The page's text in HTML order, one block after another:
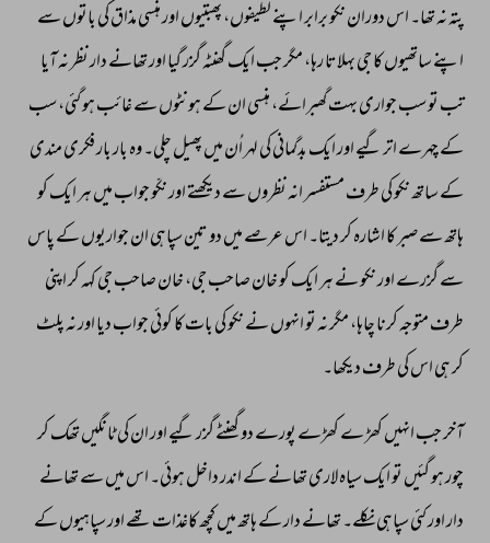
پتہ نہ تھا۔ اس دوران نکو برابر اپنے لطیفوں، پھبتیوں اور ہنسی مذاق کی باتوں سے
اپنے ساتھیوں کا جی بہلاتا رہا، مگر جب ایک گھنٹہ گزر گیا اور تھانے دار نظر نہ آیا
تب تو سب جواری بہت گھبرائے، ہنسی ان کے ہونٹوں سے غائب ہو گئی، سب
کے چہرے اتر گیے اور ایک بدگمانی کی لہر اُن میں پھیل چلی۔ وہ بار بار فکری مندی
کے ساتھ نکو کی طرف مستفسر انہ نظروں سے دیکھتے اور نکّو جواب میں ہر ایک کو
ہاتھ سے صبر کا اشارہ کر دیتا۔ اس عرصے میں دو تین سپاہی ان جواریوں کے پاس
سے گزرے اور نکو نے ہر ایک کو خان صاحب جی، خان صاحب جی کہہ کر اپنی
طرف متوجہ کرنا چاہا، مگر نہ تو انہوں نے نکو کی بات کا کوئی جواب دیا اور نہ پلٹ
کر ہی اس کی طرف دیکھا۔
آخر جب انہیں کھڑ ے کھڑے پورے دو گھنٹے گزر گیے اور ان کی ٹانگیں تھک کر
چور ہو گئیں تو ایک سیاہ لاری تھانے کے اندر داخل ہوئی۔ اس میں سے تھانے
دار اور کئی سپاہی نکلے۔ تھانے دار کے ہاتھ میں کچھ کاغذات تھے اور سپاہیوں کے